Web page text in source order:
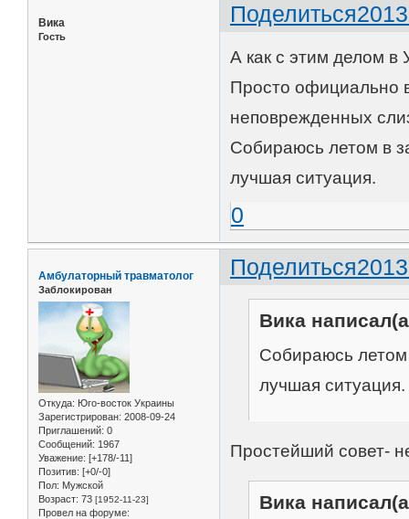
Поделиться
Вика
Гость
А как с этим делом в
Просто официально
неповрежденных
Собираюсь летом в
лучшая ситуация.
0
Поделиться
Амбулаторный травматолог
Заблокирован
Откуда: Юго-восток Украины
Зарегистрирован: 2008-09-24
Приглашений: 0
Сообщений: 1967
Уважение: [+178/-11]
Позитив: [+0/-0]
Пол: Мужской
Возраст: 73 [1952-11-23]
Провел на форуме:
Вика
Собираюсь
лучшая ситуация.
Простейший совет-
Вика